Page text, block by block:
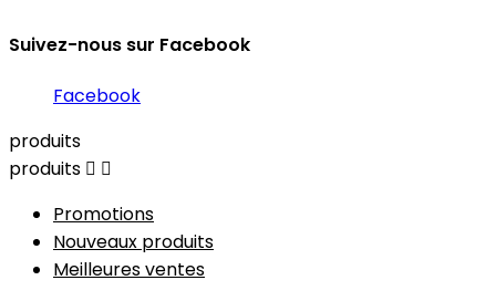
Suivez-nous sur Facebook
Facebook
produits
produits  
Promotions
Nouveaux produits
Meilleures ventes